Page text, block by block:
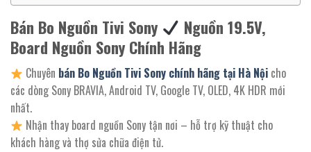
Bán Bo Nguồn Tivi Sony
Nguồn 19.5V,
Board Nguồn Sony Chính Hãng
Chuyên bán Bo Nguồn Tivi Sony chính hãng tại Hà Nội cho
các dòng Sony BRAVIA, Android TV, Google TV, OLED, 4K HDR mới
nhất.
Nhận thay board nguồn Sony tận nơi – hỗ trợ kỹ thuật cho
khách hàng và thợ sửa chữa điện tử.